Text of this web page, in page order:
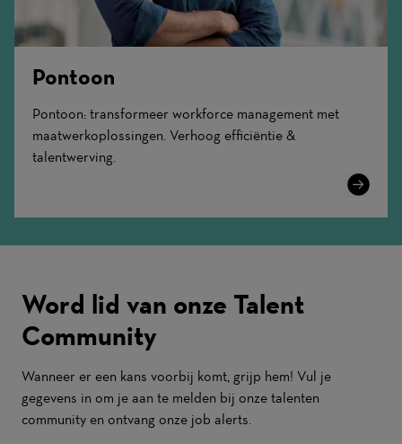
Pontoon
Pontoon: transformeer workforce management met
maatwerkoplossingen. Verhoog efficiëntie &
talentwerving.
Learn
Word lid van onze Talent
Community
Wanneer er een kans voorbij komt, grijp hem! Vul je
gegevens in om je aan te melden bij onze talenten
community en ontvang onze job alerts.